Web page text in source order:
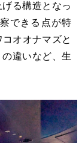
る構造となっ
できる点が特
オオナマズと
違いなど、生